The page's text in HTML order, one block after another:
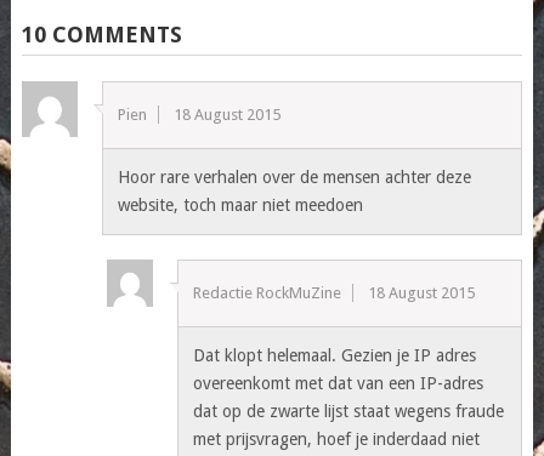
10 COMMENTS
Pien 18 August 2015
Hoor rare verhalen over de mensen achter deze
website, toch maar niet meedoen
Redactie RockMuZine 18 August 2015
Dat klopt helemaal. Gezien je IP adres
overeenkomt met dat van een IP-adres
dat op de zwarte lijst staat wegens fraude
met prijsvragen, hoef je inderdaad niet